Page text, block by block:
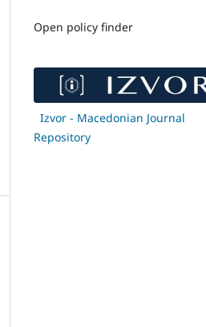
Open policy finder
Izvor - Macedonian Journal
Repository